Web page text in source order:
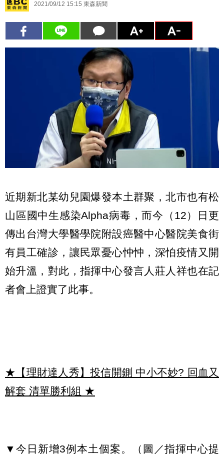
2021/09/12 15:15 東森新聞
近期新北某幼兒園爆發本土群聚，北市也有松
山區國中生感染Alpha病毒，而今（12）日更
傳出台灣大學醫學院附設癌醫中心醫院美食街
有員工確診，讓民眾憂心忡忡，深怕疫情又開
始升溫，對此，指揮中心發言人莊人祥也在記
者會上證實了此事。
★【理財達人秀】投信開鍘 中小不妙? 回血又
解套 清單勝利組 ★
▼今日新增3例本土個案。（圖／指揮中心提